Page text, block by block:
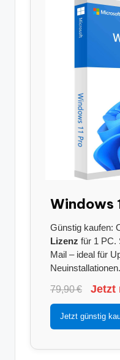
Windows
Günstig kaufen:
Lizenz für 1 PC.
Mail – ideal für
Neuinstallationen.
79,90 € Jetzt
Jetzt günstig